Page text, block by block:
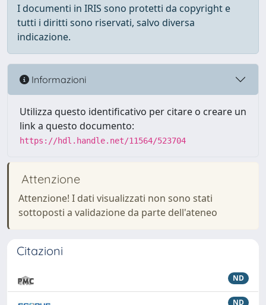
I documenti in IRIS sono protetti da copyright e
tutti i diritti sono riservati, salvo diversa
indicazione.
Informazioni
Utilizza questo identificativo per citare o creare un
link a questo documento:
https://hdl.handle.net/11564/523704
Attenzione
Attenzione! I dati visualizzati non sono stati
sottoposti a validazione da parte dell'ateneo
Citazioni
ND
ND